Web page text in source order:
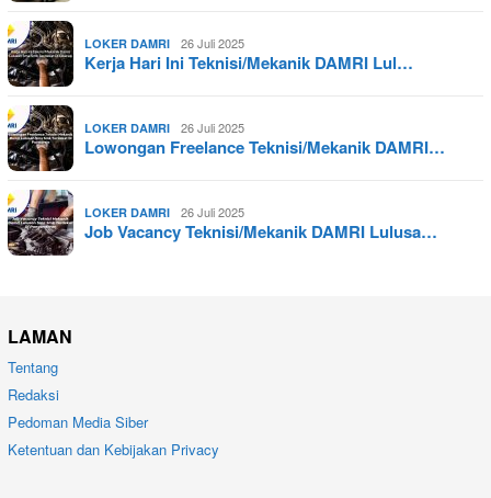
LOKER DAMRI 26 Juli 2025
Kerja Hari Ini Teknisi/Mekanik DAMRI Lul…
LOKER DAMRI 26 Juli 2025
Lowongan Freelance Teknisi/Mekanik DAMRI…
LOKER DAMRI 26 Juli 2025
Job Vacancy Teknisi/Mekanik DAMRI Lulusa…
LAMAN
Tentang
Redaksi
Pedoman Media Siber
Ketentuan dan Kebijakan Privacy